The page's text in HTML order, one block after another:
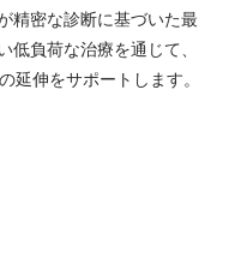
精密な診断に基づいた最
低負荷な治療を通じて、
延伸をサポートします。